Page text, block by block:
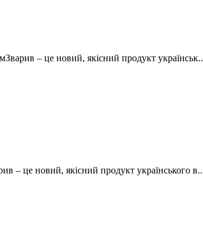
– це новий, якісний продукт українськ..
це новий, якісний продукт українського в..